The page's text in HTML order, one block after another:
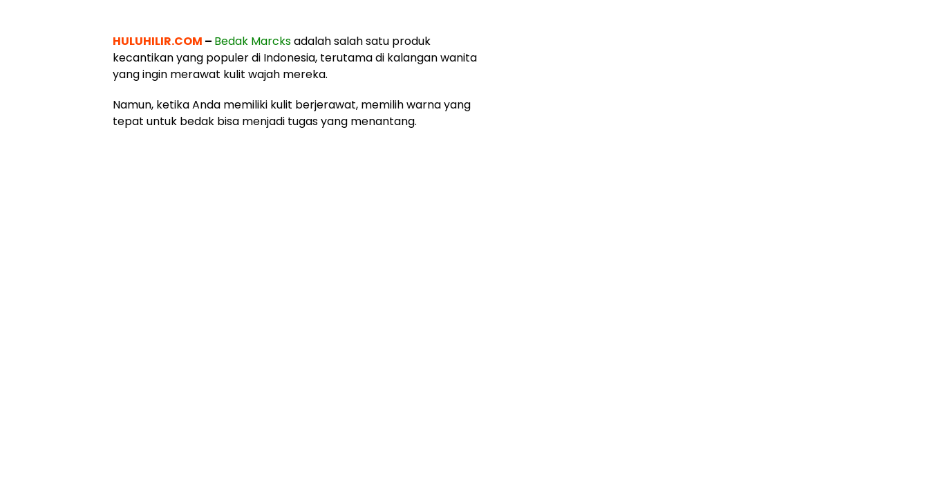
HULUHILIR.COM – Bedak Marcksadalah salah satu produk
kecantikan yang populer di Indonesia, terutama di kalangan wanita
yang ingin merawat kulit wajah mereka.
Namun, ketika Anda memiliki kulit berjerawat, memilih warna yang
tepat untuk bedak bisa menjadi tugas yang menantang.